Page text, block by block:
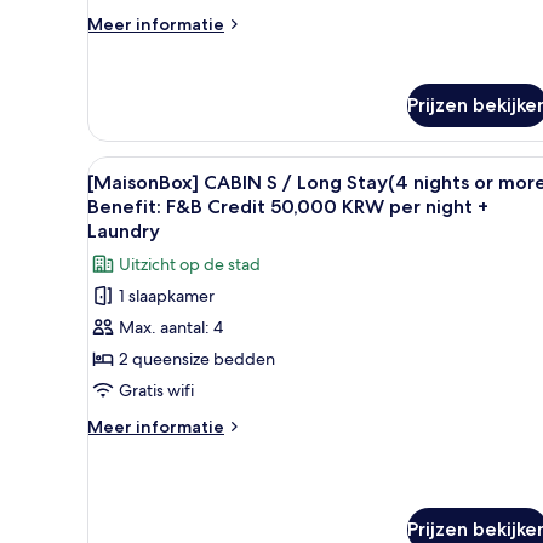
Meer informatie
Meer
-
Cabin
B
Prijzen
Alle
foto's
voor
[MaisonBox]
CABIN
S
/
Long
Stay(4
nights
Een ronde tafel met twee
7
[MaisonBox] CABIN S / Long Stay(4 nights or
Benefit: F&B Credit 50,000 KRW per night +
Laundry
Uitzicht op de stad
1 slaapkamer
Max. aantal: 4
2 queensize bedden
Gratis wifi
Meer informatie
Meer
Prijzen